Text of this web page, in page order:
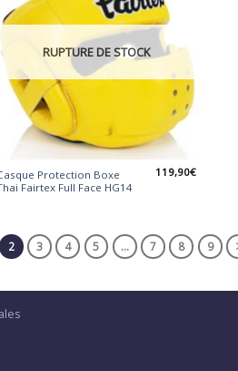
RUPTURE DE STOCK
Protection Boxe
Fairtex Full Face HG14
119,90€
2 3 4 5 … 7 8 9